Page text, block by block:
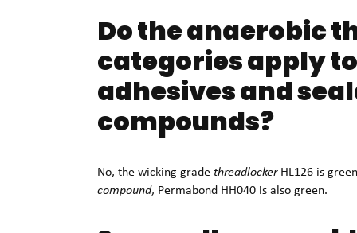
Do the anaerobic
categories apply
adhesives and
compounds?
No, the wicking grade threadlockerHL126 is
compound, Permabond HH040 is also green.